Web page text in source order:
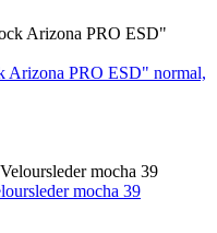
Arizona PRO ESD" normal,
mocha 39